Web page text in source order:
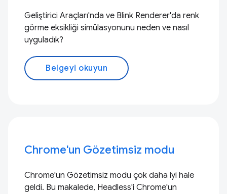
Geliştirici Araçları'nda ve Blink Renderer'da renk
görme eksikliği simülasyonunu neden ve nasıl
uyguladık?
Belgeyi okuyun
Chrome'un Gözetimsiz modu
Chrome'un Gözetimsiz modu çok daha iyi hale
geldi. Bu makalede, Headless'i Chrome'un